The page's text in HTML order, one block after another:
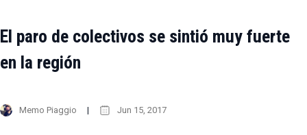
El paro de colectivos se sintió muy fuerte
en la región
Memo Piaggio Jun 15, 2017